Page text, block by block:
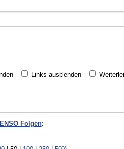
Links ausblenden
ENSO Folgen: